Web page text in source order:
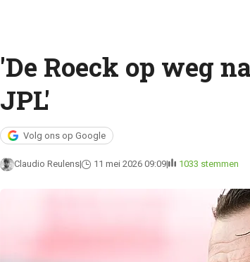
'De Roeck op weg
JPL'
Volg ons op Google
Claudio Reulens 11 mei 2026 09:09 1033 stemmen